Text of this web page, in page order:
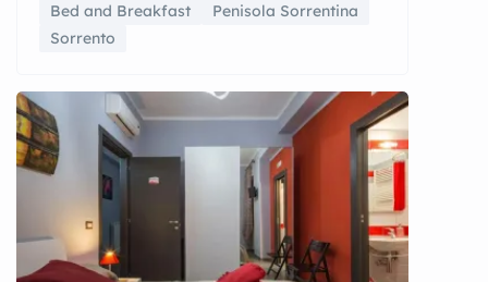
Bed and Breakfast
Penisola Sorrentina
Sorrento